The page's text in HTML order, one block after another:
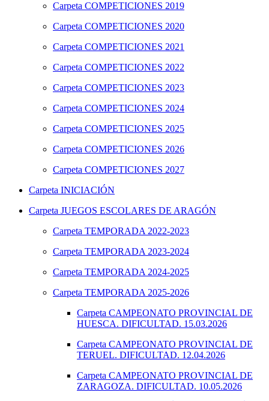
Carpeta COMPETICIONES 2019
Carpeta COMPETICIONES 2020
Carpeta COMPETICIONES 2021
Carpeta COMPETICIONES 2022
Carpeta COMPETICIONES 2023
Carpeta COMPETICIONES 2024
Carpeta COMPETICIONES 2025
Carpeta COMPETICIONES 2026
Carpeta COMPETICIONES 2027
Carpeta INICIACIÓN
Carpeta JUEGOS ESCOLARES DE ARAGÓN
Carpeta TEMPORADA 2022-2023
Carpeta TEMPORADA 2023-2024
Carpeta TEMPORADA 2024-2025
Carpeta TEMPORADA 2025-2026
Carpeta CAMPEONATO PROVINCIAL DE
HUESCA. DIFICULTAD. 15.03.2026
Carpeta CAMPEONATO PROVINCIAL DE
TERUEL. DIFICULTAD. 12.04.2026
Carpeta CAMPEONATO PROVINCIAL DE
ZARAGOZA. DIFICULTAD. 10.05.2026